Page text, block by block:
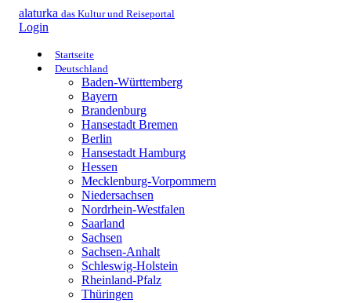
alaturka das Kultur und Reiseportal
Login
Startseite
Deutschland
Baden-Württemberg
Bayern
Brandenburg
Hansestadt Bremen
Berlin
Hansestadt Hamburg
Hessen
Mecklenburg-Vorpommern
Niedersachsen
Nordrhein-Westfalen
Saarland
Sachsen
Sachsen-Anhalt
Schleswig-Holstein
Rheinland-Pfalz
Thüringen